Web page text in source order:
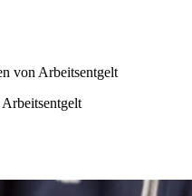
von Arbeitsentgelt